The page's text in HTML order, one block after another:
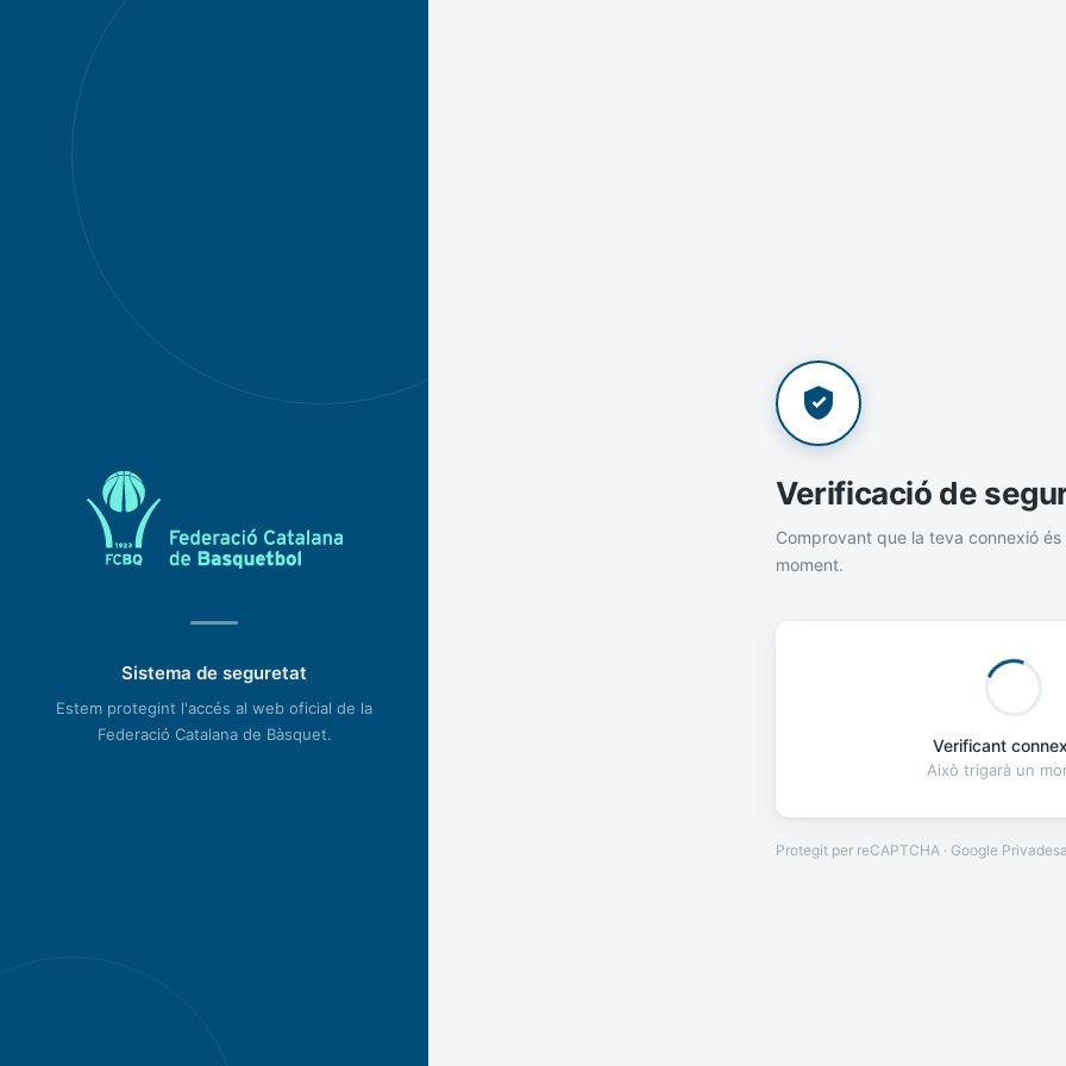
Sistema de seguretat
Estem protegint l'accés al web oficial de la
Federació Catalana de Bàsquet.
Verificació de
Comprovant que la teva connexió és
moment.
Verificant
Això trigarà un
Protegit per reCAPTCHA · Google Privadesa